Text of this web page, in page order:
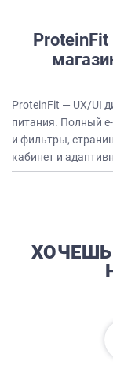
ProteinFit — UX/UI
питания. Полный
и фильтры,
кабинет и